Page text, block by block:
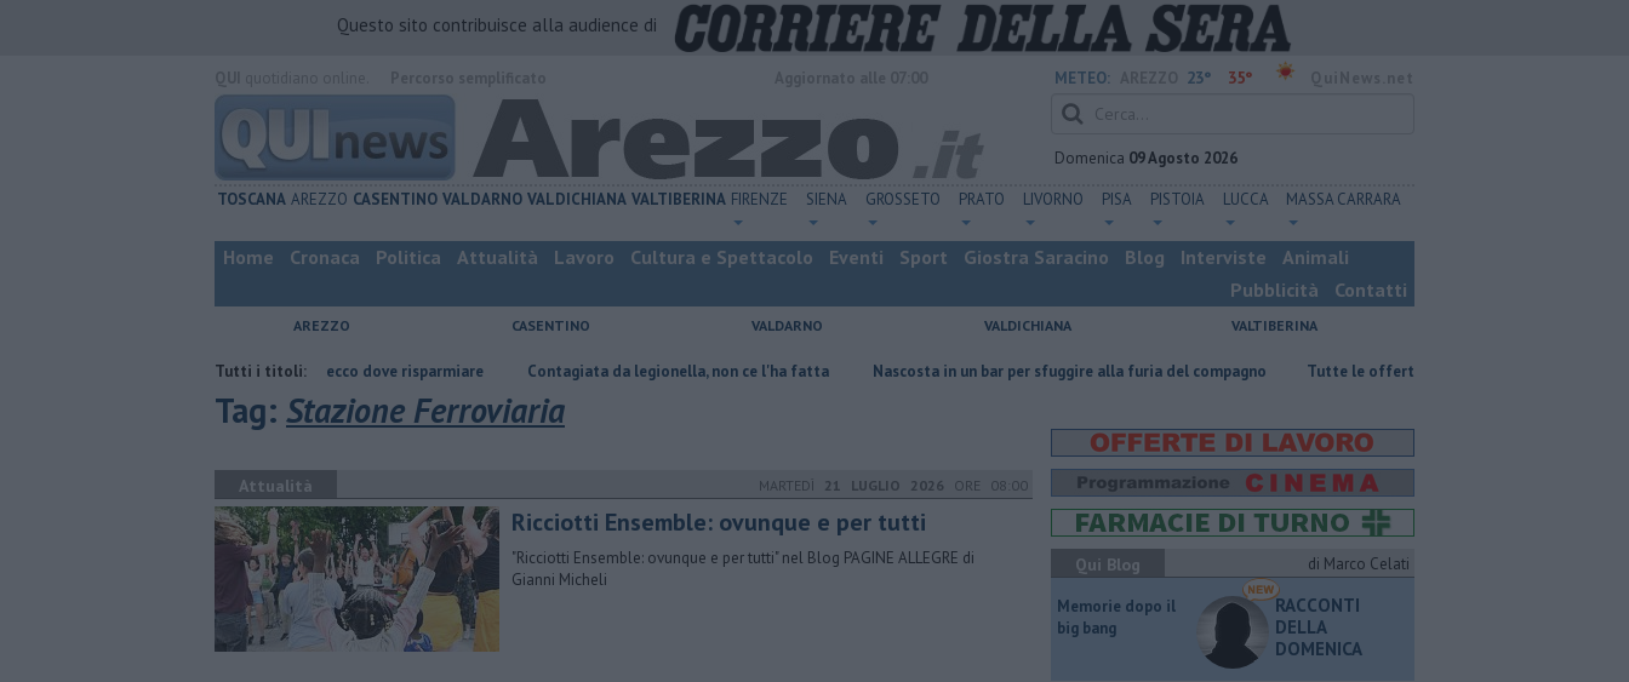
Questo sito contribuisce alla audience di
METEO: 23° 35°
Domenica 09 Agosto 2026
TOSCANA AREZZO CASENTINO VALDARNO VALDICHIANA VALTIBERINA FIRENZE SIENA GROSSETO PRATO LIVORNO PISA PISTOIA LUCCA MASSA CARRARA
Home Cronaca Politica Attualità Lavoro Cultura e Spettacolo Eventi Sport Giostra Saracino Blog Interviste
Animali
Pubblicità
Contatti
AREZZO CASENTINO VALDARNO VALDICHIANA VALTIBERINA
Tutti i titoli:
​Benzina, gasolio, gpl, ecco dove risparmiare Contagiata da legionella, non ce l'ha fatta Nascosta in un bar per sfuggire alla furia del compagno ​Tutte le offerte di lavoro in provincia di Arezzo
Tag: Stazione Ferroviaria
Attualità MARTEDÌ 21 LUGLIO 2026 ORE 08:00
​Ricciotti Ensemble: ovunque e per tutti
"​Ricciotti Ensemble: ovunque e per tutti" nel Blog PAGINE ALLEGRE di
Gianni Micheli
Qui Blog di Marco Celati
Memorie dopo il
big bang
RACCONTI
DELLA
DOMENICA